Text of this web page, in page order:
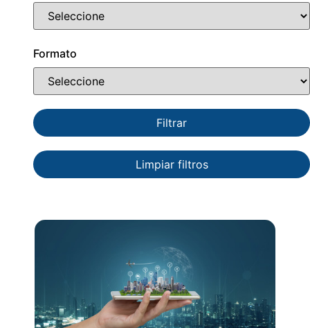
Formato